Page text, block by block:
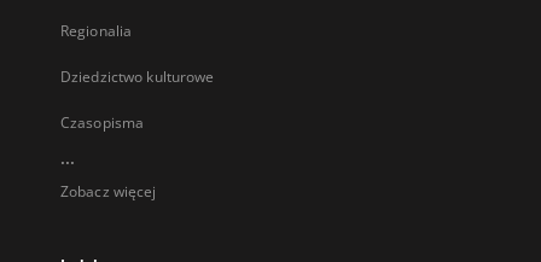
Regionalia
Dziedzictwo kulturowe
Czasopisma
...
Zobacz więcej